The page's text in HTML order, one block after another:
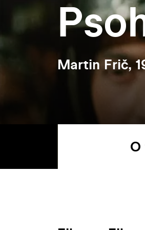
Martin Frič,